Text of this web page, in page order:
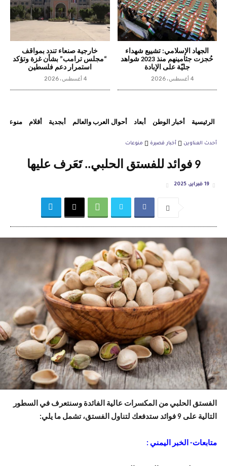
الجهاد الإسلامي: تشييع شهداء
حُجزت جثامينهم منذ 2023 شواهد
جليّة على الإبادة
4 أغسطس، 2026
خارجية صنعاء تندد بمواقف
“مجلس ترامب” بشأن غزة وتؤكد
استمرار دعم فلسطين
4 أغسطس، 2026